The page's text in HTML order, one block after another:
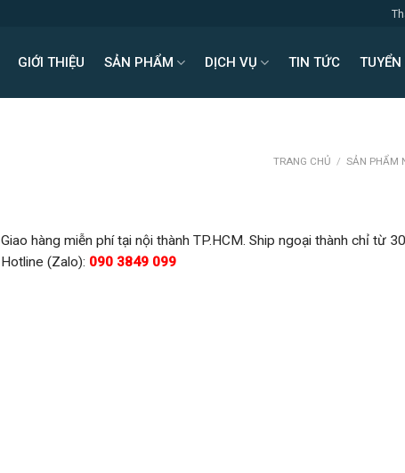
GIỚI THIỆU SẢN PHẨM DỊCH VỤ TIN TỨC TUYỂN
TRANG CHỦ / SẢN PHẨM
Giao hàng miễn phí tại nội thành TP.HCM. Ship ngoại thành chỉ từ
Hotline (Zalo): 090 3849 099